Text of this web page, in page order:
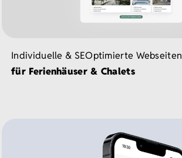
Individuelle & SEOptimierte Webseiten
für Ferienhäuser & Chalets